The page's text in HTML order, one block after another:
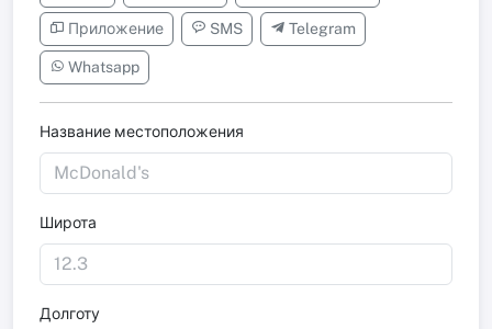
Приложение SMS Telegram
Whatsapp
Название местоположения
Широта
Долготу